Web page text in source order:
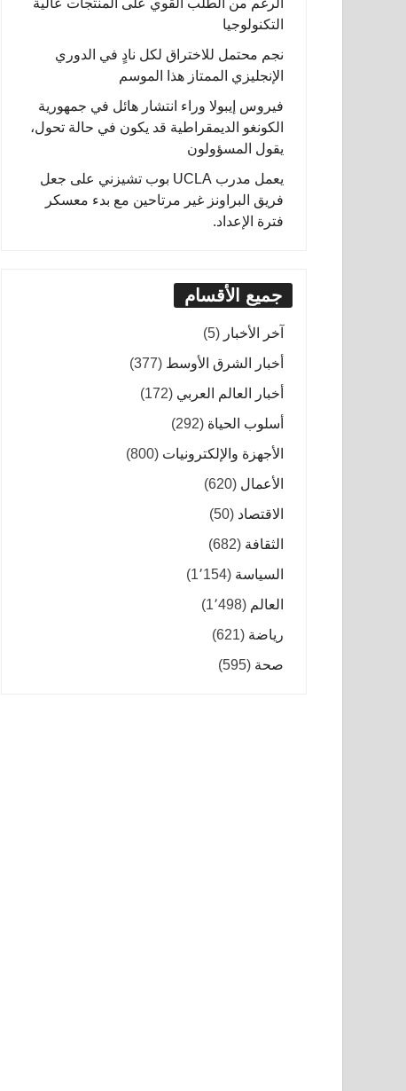
الرغم من الطلب القوي على المنتجات عالية
التكنولوجيا
نجم محتمل للاختراق لكل نادٍ في الدوري
الإنجليزي الممتاز هذا الموسم
فيروس إيبولا وراء انتشار هائل في جمهورية
الكونغو الديمقراطية قد يكون في حالة تحول،
يقول المسؤولون
يعمل مدرب UCLA بوب تشيزني على جعل
فريق البراونز غير مرتاحين مع بدء معسكر
فترة الإعداد.
جميع الأقسام
آخر الأخبار (5)
أخبار الشرق الأوسط (377)
أخبار العالم العربي (172)
أسلوب الحياة (292)
الأجهزة والإلكترونيات (800)
الأعمال (620)
الاقتصاد (50)
الثقافة (682)
السياسة (1٬154)
العالم (1٬498)
رياضة (621)
صحة (595)